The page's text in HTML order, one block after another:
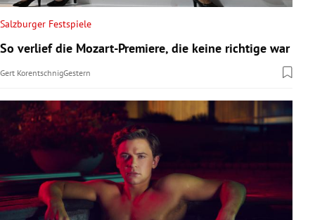
Salzburger Festspiele
So verlief die Mozart-Premiere, die keine richtige war
Gert KorentschnigGestern